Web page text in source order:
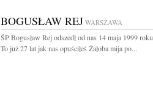
BOGUSŁAW REJ WARSZAWA
ŚP Bogusław Rej odszedł od nas 14 maja 1999 roku
To już 27 lat jak nas opuściłeś Żałoba mija po...